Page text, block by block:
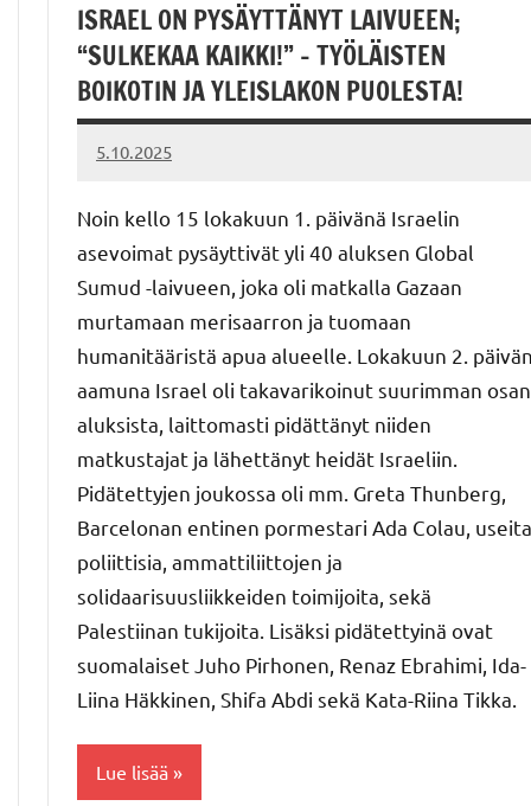
ISRAEL ON PYSÄYTTÄNYT LAIVUEEN;
“SULKEKAA KAIKKI!” – TYÖLÄISTEN
BOIKOTIN JA YLEISLAKON PUOLESTA!
5.10.2025
Vallankumous
Noin kello 15 lokakuun 1. päivänä Israelin
asevoimat pysäyttivät yli 40 aluksen Global
Sumud -laivueen, joka oli matkalla Gazaan
murtamaan merisaarron ja tuomaan
humanitääristä apua alueelle. Lokakuun 2.
aamuna Israel oli takavarikoinut suurimman osan
aluksista, laittomasti pidättänyt niiden
matkustajat ja lähettänyt heidät Israeliin.
Pidätettyjen joukossa oli mm. Greta Thunberg,
Barcelonan entinen pormestari Ada Colau, useita
poliittisia, ammattiliittojen ja
solidaarisuusliikkeiden toimijoita, sekä
Palestiinan tukijoita. Lisäksi pidätettyinä ovat
suomalaiset Juho Pirhonen, Renaz Ebrahimi, Ida-
Liina Häkkinen, Shifa Abdi sekä Kata-Riina Tikka.
Lue lisää